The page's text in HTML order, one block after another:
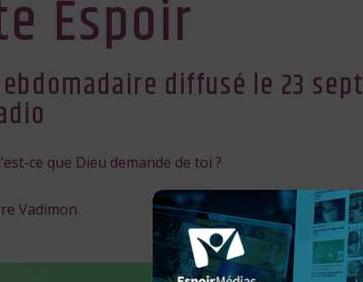
Espoir
diffusé le 23
ce que Dieu demande de toi ?
Vadimon